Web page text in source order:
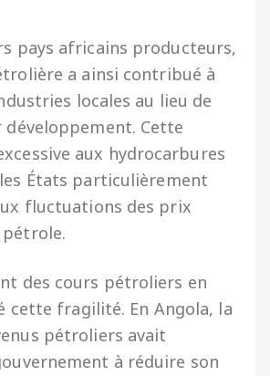
pays africains producteurs,
a ainsi contribué à
locales au lieu de
Cette
aux hydrocarbures
États particulièrement
fluctuations des prix
des cours pétroliers en
cette fragilité. En Angola, la
pétroliers avait
à réduire son